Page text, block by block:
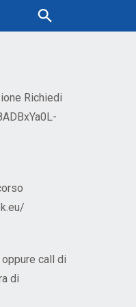
Richiedi
call di
di